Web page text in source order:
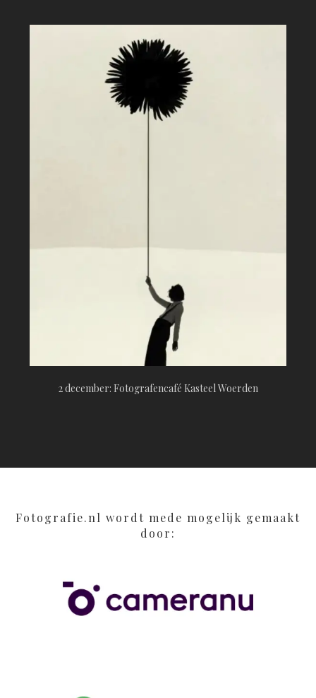
2 december: Fotografencafé Kasteel Woerden
Fotografie.nl wordt mede mogelijk gemaakt
door: